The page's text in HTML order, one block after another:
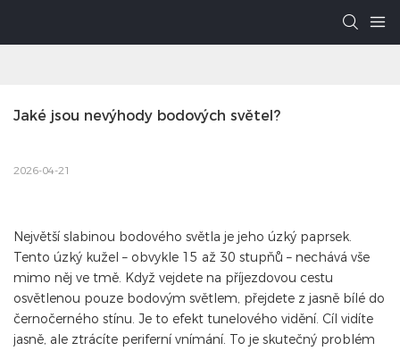
Jaké jsou nevýhody bodových světel?
2026-04-21
Největší slabinou bodového světla je jeho úzký paprsek.
Tento úzký kužel – obvykle 15 až 30 stupňů – nechává vše
mimo něj ve tmě. Když vejdete na příjezdovou cestu
osvětlenou pouze bodovým světlem, přejdete z jasně bílé do
černočerného stínu. Je to efekt tunelového vidění. Cíl vidíte
jasně, ale ztrácíte periferní vnímání. To je skutečný problém